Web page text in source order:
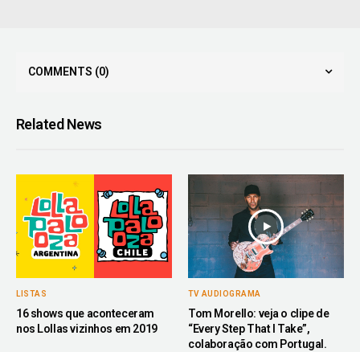
COMMENTS (0)
Related News
LISTAS
16 shows que aconteceram
nos Lollas vizinhos em 2019
TV AUDIOGRAMA
Tom Morello: veja o clipe de
“Every Step That I Take”,
colaboração com Portugal.